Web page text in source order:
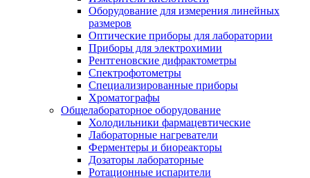
Оборудование для измерения линейных
размеров
Оптические приборы для лаборатории
Приборы для электрохимии
Рентгеновские дифрактометры
Спектрофотометры
Специализированные приборы
Хроматографы
Общелабораторное оборудование
Холодильники фармацевтические
Лабораторные нагреватели
Ферментеры и биореакторы
Дозаторы лабораторные
Ротационные испарители